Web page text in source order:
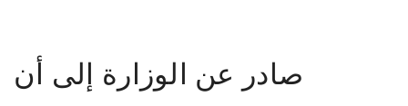
صادر عن الوزارة إلى أن